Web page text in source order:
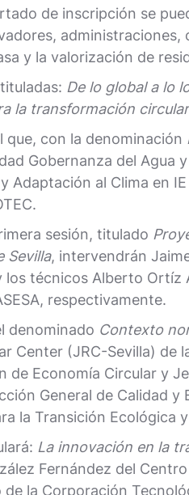
de inscripción se
y la valorización de
De lo global a lo
la transformación circular
que, con la denominación
Gobernanza del Agua
Adaptación al Clima en
sesión, titulado
Sevilla, intervendrán
técnicos Alberto
respectivamente.
denominado Contexto
Center (JRC-Sevilla) de
de Economía Circular y
General de Calidad
la Transición Ecológica
La innovación en la
Fernández del
la Corporación